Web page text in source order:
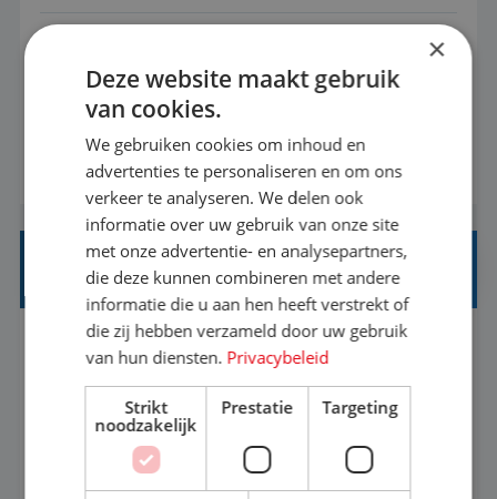
achtergrond in toerisme ben je klaar voor de
volgende stap. Vanaf je stoel reis je de hele
wereld over en speel je moeiteloos in op de
wensen van je team, je klant en wat er in de
reiswereld gebeurt. Met je enthousiasme weet je
klanten te overtuigen om die droomreis te
boeken! ...
BEKIJK VACATURE
REISADVISEUR JUNIOR
Bunschoten-Spakenburg, Utrecht, Nederland
37-40+ uur
MBO
Met jouw ervaring in de reisbranche of
achtergrond in toerisme ben je klaar voor de
×
Deze website maakt gebruik
van cookies.
We gebruiken cookies om inhoud en
advertenties te personaliseren en om ons
verkeer te analyseren. We delen ook
informatie over uw gebruik van onze site
met onze advertentie- en analysepartners,
die deze kunnen combineren met andere
informatie die u aan hen heeft verstrekt of
die zij hebben verzameld door uw gebruik
van hun diensten. Privacybeleid
Strikt
noodzakelijk
Prestatie Targeting